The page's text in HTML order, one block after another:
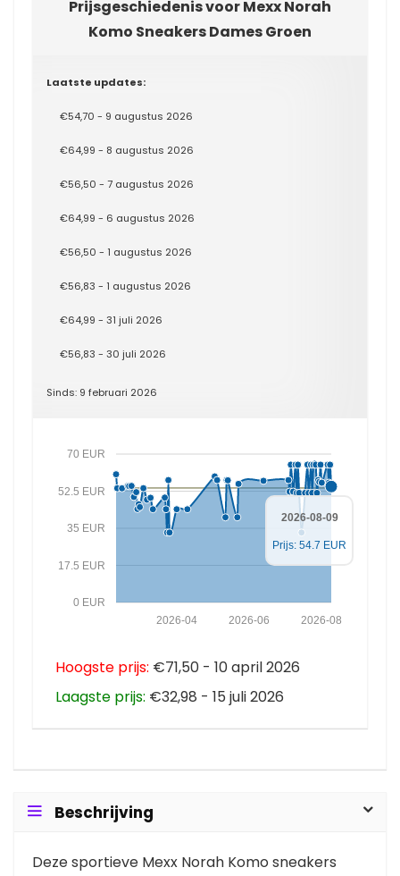
Prijsgeschiedenis voor Mexx Norah
Komo Sneakers Dames Groen
Laatste updates:
€54,70 - 9 augustus 2026
€64,99 - 8 augustus 2026
€56,50 - 7 augustus 2026
€64,99 - 6 augustus 2026
€56,50 - 1 augustus 2026
€56,83 - 1 augustus 2026
€64,99 - 31 juli 2026
€56,83 - 30 juli 2026
Sinds: 9 februari 2026
0 EUR
17.5 EUR
35 EUR
52.5 EUR
70 EUR
2026-08
2026-06
2026-04
2026-08-09
Prijs: 54.7 EUR
Hoogste prijs: €71,50 - 10 april 2026
Laagste prijs: €32,98 - 15 juli 2026
Beschrijving
Deze sportieve Mexx Norah Komo sneakers